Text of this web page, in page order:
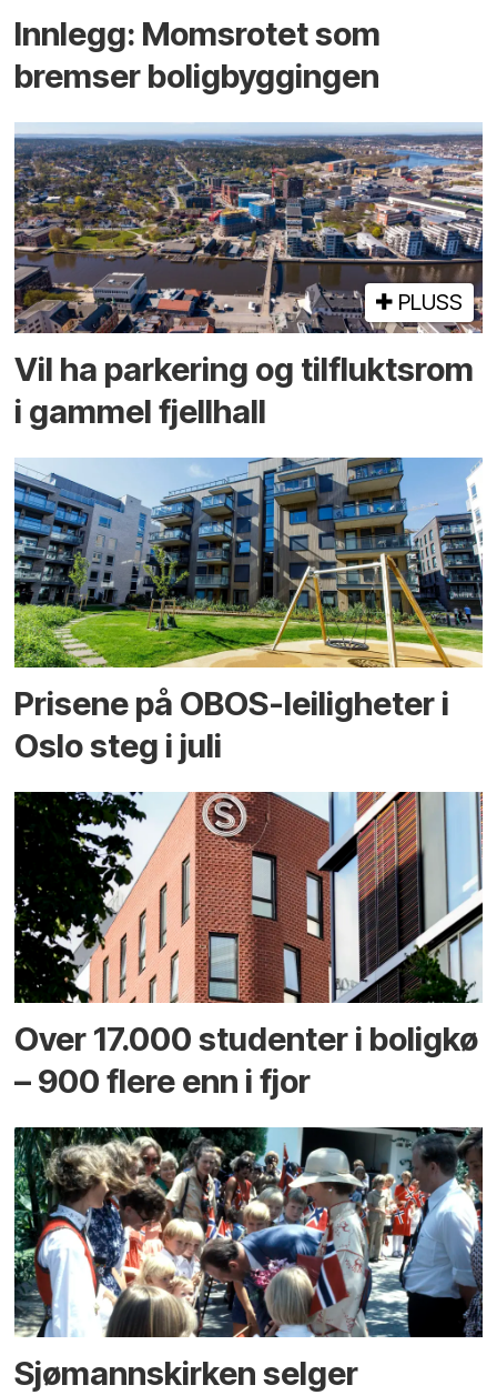
Innlegg: Moms­rotet som
bremser bolig­byggingen
PLUSS
Vil ha parkering og tilflukts­rom
i gammel fjellhall
Prisene på OBOS-leiligheter i
Oslo steg i juli
Over 17.000 studenter i boligkø
– 900 flere enn i fjor
Sjømannskirken selger